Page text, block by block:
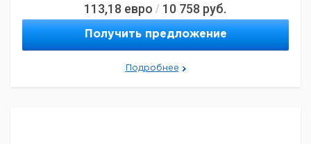
113,18 евро / 10 758 руб.
Получить предложение
Подробнее